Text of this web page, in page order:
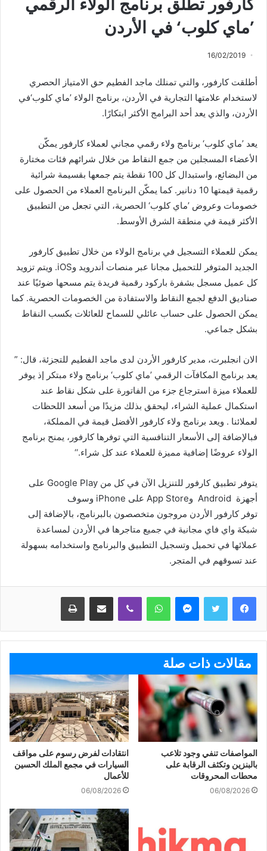
كارفور تطلق برنامج الولاء الرقمي
’ماي كلوب‘ في الأردن
16/02/2019
أطلقت كارفور، والتي تمنلك ماجد الفطيم حق الامتياز الحصري
لاستخدام علامتها التجارية في الأردن، برنامج الولاء ’ماي كلوب‘في
الأردن، والذي يعد أحد البرامج الأكثر ابتكارًا.
يعد ’ماي كلوب‘ برنامج ولاء رقمي مجاني لعملاء كارفور يمكّن
الأعضاء المسجلين من جمع النقاط من خلال شرائهم فئات مختارة
من البضائع، واستبدال كل 100 نقطة يتم جمعها بقسيمة شرائية
رقمية قيمتها 10 دنانير. كما يمكّن البرنامج العملاء
من الحصول على
خصومات وعروض ’ماي كلوب‘ الحصرية، التي تجعل من التطبيق
الأكثر قيمة في منطقة الشرق الأوسط.
يمكن للعملاء التسجيل في برنامج الولاء من خلال تطبيق كارفور
الجديد المتوفر للتحميل مجانا عبر منصات أندرويد وiOS. ويتم تزويد
كل عميل مسجل بشفرة باركود رقمية فريدة يتم مسحها ضوئيًا عند
صناديق الدفع لجمع النقاط والاستفادة من الخصومات الحصرية. كما
يمكن الحصول على حساب عائلي للسماح للعائلات بكسب النقاط
بشكل جماعي.
الان انجلبرت، مدير كارفور الأردن لدى ماجد الفطيم للتجزئة، قال: ”
يعد برنامج المكافآت الرقمي ’ماي كلوب‘ برنامج ولاء مبتكر إذ يوفر
للعملاء ميزة استرجاع جزء من الفاتورة على شكل نقاط عند
استكمال عملية الشراء، ليحقق بذلك مزيدًا من أسعد اللحظات
لعملائنا . ويعد برنامج ولاء كارفور الأفضل قيمة في المملكة،
فبالإضافة إلى الأسعار التنافسية التي توفرها كارفور، يمنح برنامج
الولاء عروضًا إضافية مميزة للعملاء عند كل شراء.‘‘
يتوفر تطبيق كارفور للتنزيل الآن في كل من Google Play على
أجهزة Android وApp Store على iPhone وسوف
توفر كارفور الأردن مروجون متخصصون بالبرنامج، بالإضافة إلى
شبكة واي فاي مجانية في جميع متاجرها في الأردن لمساعدة
عملائها في تحميل وتسجيل التطبيق والبرنامج واستخدامه بسهولة
عند تسوقهم في المتجر.
ماسنجر واتساب ڤايبر مشاركة عبر البريد طباعة
مقالات ذات صلة
المواصفات تنفي وجود تلاعب
بالبنزين وتكثف الرقابة على
محطات المحروقات
06/08/2026
انتقادات لفرض رسوم على مواقف
السيارات في مجمع الملك الحسين
للأعمال
06/08/2026